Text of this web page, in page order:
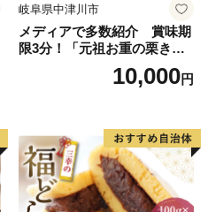
岐阜県中津川市
メディアで多数紹介 賞味期
限3分！「元祖お重の栗きん
とんモンブラン」 【未来の
ご褒美】スイーツ 栗 モンブ
子 菓子 F4N-2298
10,000円